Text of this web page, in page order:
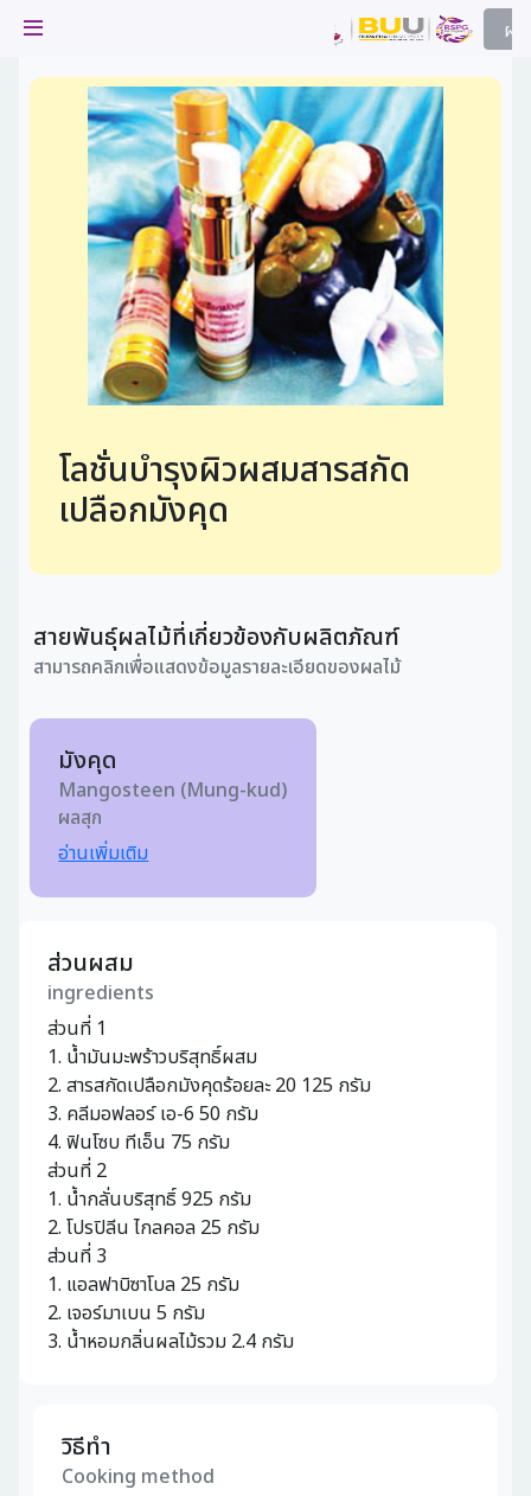
ผล
ไม้ |
ผลไม้
ผลไม้
ะภูมิปัญญา
รียนรู้
ทั้งหมด:208,637
2023-01-04
โลชั่นบำรุงผิวผสมสารสกัด
เปลือกมังคุด
สายพันธุ์ผลไม้ที่เกี่ยวข้องกับผลิตภัณฑ์
สามารถคลิกเพื่อแสดงข้อมูลรายละเอียดของผลไม้
มังคุด
Mangosteen (Mung-kud)
ผลสุก
อ่านเพิ่มเติม
ส่วนผสม
ingredients
ส่วนที่ 1
1. น้ำมันมะพร้าวบริสุทธิ์ผสม
2. สารสกัดเปลือกมังคุดร้อยละ 20 125 กรัม
3. คลีมอฟลอร์ เอ-6 50 กรัม
4. ฟินโซบ ทีเอ็น 75 กรัม
ส่วนที่ 2
1. น้ำกลั่นบริสุทธิ์ 925 กรัม
2. โปรปิลีน ไกลคอล 25 กรัม
ส่วนที่ 3
1. แอลฟาบิซาโบล 25 กรัม
2. เจอร์มาเบน 5 กรัม
3. น้ำหอมกลิ่นผลไม้รวม 2.4 กรัม
วิธีทำ
Cooking method